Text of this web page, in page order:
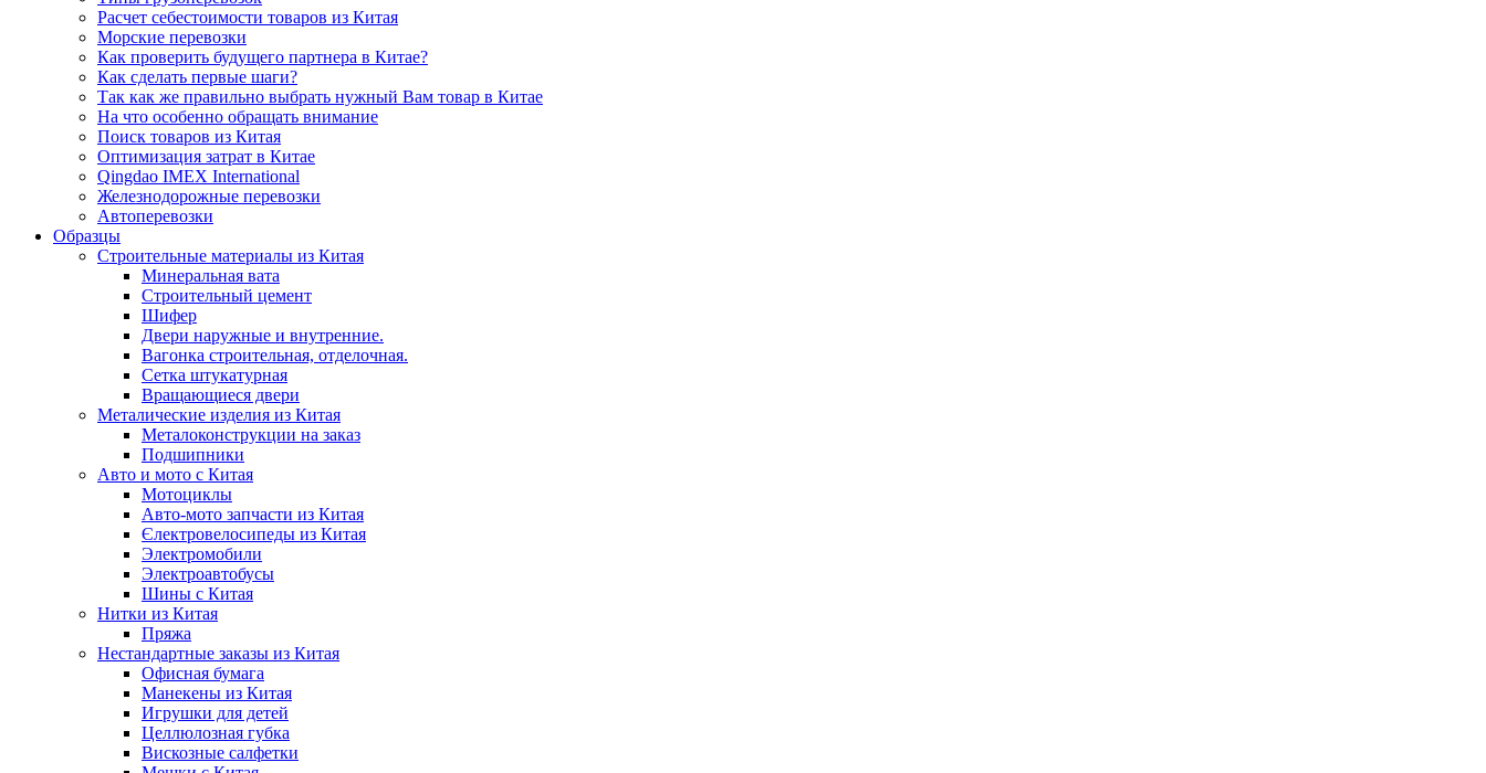
Расчет себестоимости товаров из Китая
Морские перевозки
Как проверить будущего партнера в Китае?
Как сделать первые шаги?
Так как же правильно выбрать нужный Вам товар в Китае
На что особенно обращать внимание
Поиск товаров из Китая
Оптимизация затрат в Китае
Qingdao IMEX International
Железнодорожные перевозки
Автоперевозки
Образцы
Строительные материалы из Китая
Минеральная вата
Строительный цемент
Шифер
Двери наружные и внутренние.
Вагонка строительная, отделочная.
Сетка штукатурная
Вращающиеся двери
Металические изделия из Китая
Металоконструкции на заказ
Подшипники
Авто и мото с Китая
Мотоциклы
Авто-мото запчасти из Китая
Єлектровелосипеды из Китая
Электромобили
Электроавтобусы
Шины с Китая
Нитки из Китая
Пряжа
Нестандартные заказы из Китая
Офисная бумага
Манекены из Китая
Игрушки для детей
Целлюлозная губка
Вискозные салфетки